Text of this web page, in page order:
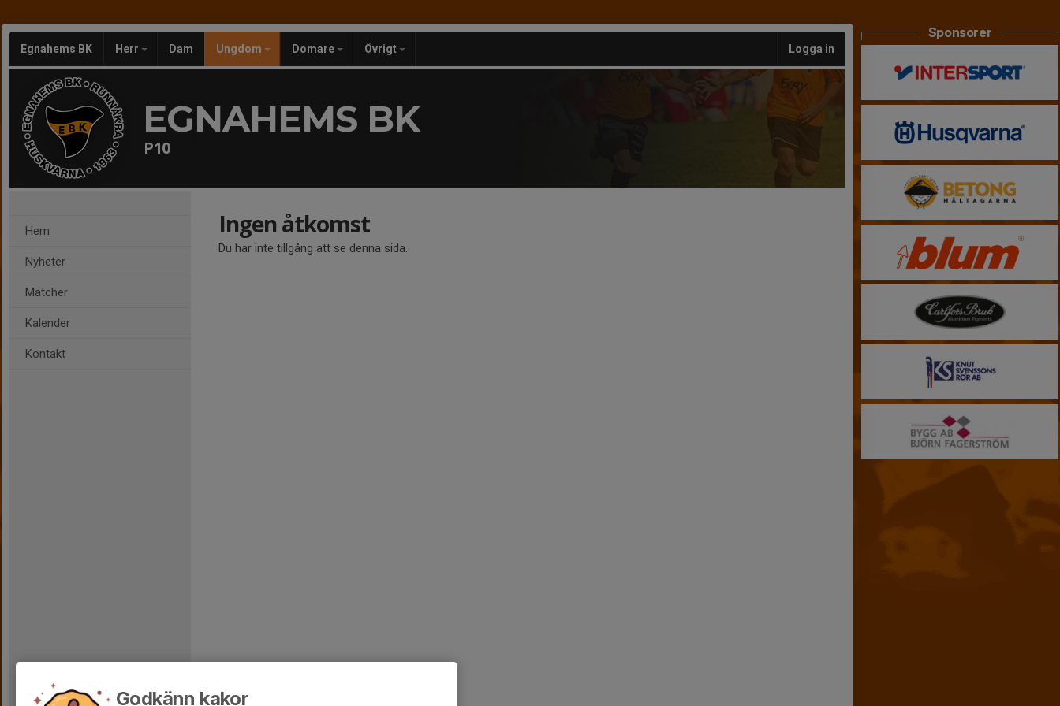
Egnahems BK Herr Dam Ungdom Domare Övrigt Logga in
EGNAHEMS BK
P10
Hem
Nyheter
Matcher
Kalender
Kontakt
Ingen åtkomst
Du har inte tillgång att se denna sida.
Sponsorer
Godkänn kakor